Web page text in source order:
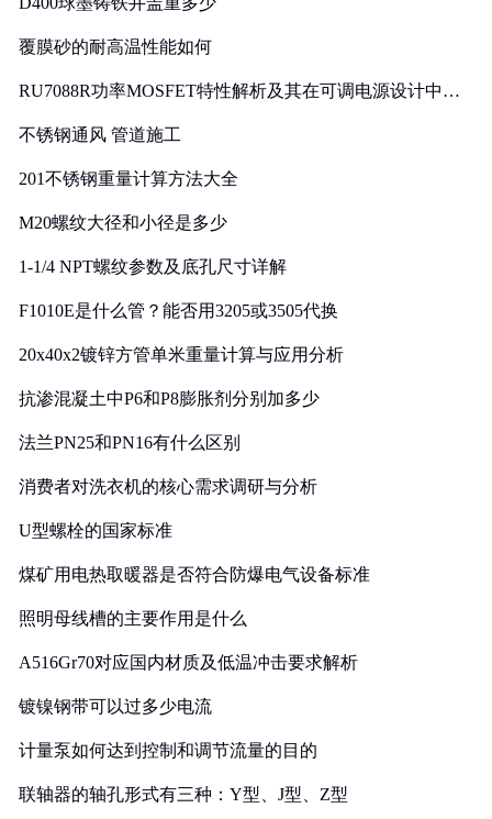
覆膜砂的耐高温性能如何
RU7088R功率MOSFET特性解析及其在可调电源设计中的
不锈钢通风 管道施工
201不锈钢重量计算方法大全
M20螺纹大径和小径是多少
1-1/4 NPT螺纹参数及底孔尺寸详解
F1010E是什么管？能否用3205或3505代换
20x40x2镀锌方管单米重量计算与应用分析
抗渗混凝土中P6和P8膨胀剂分别加多少
法兰PN25和PN16有什么区别
消费者对洗衣机的核心需求调研与分析
U型螺栓的国家标准
煤矿用电热取暖器是否符合防爆电气设备标准
照明母线槽的主要作用是什么
A516Gr70对应国内材质及低温冲击要求解析
镀镍钢带可以过多少电流
计量泵如何达到控制和调节流量的目的
联轴器的轴孔形式有三种：Y型、J型、Z型